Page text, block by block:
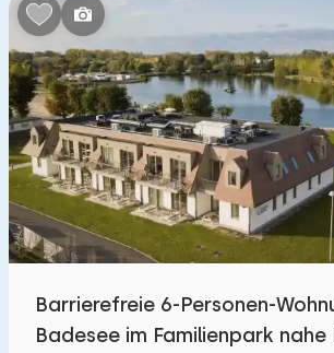
Barrierefreie 6-Personen-
Badesee im Familienpark nahe